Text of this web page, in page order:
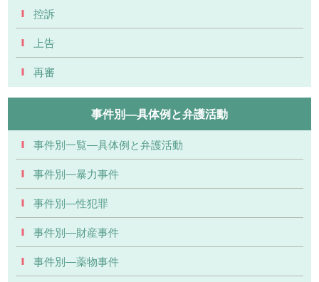
控訴
上告
再審
事件別―具体例と弁護活動
事件別一覧―具体例と弁護活動
事件別―暴力事件
事件別―性犯罪
事件別―財産事件
事件別―薬物事件